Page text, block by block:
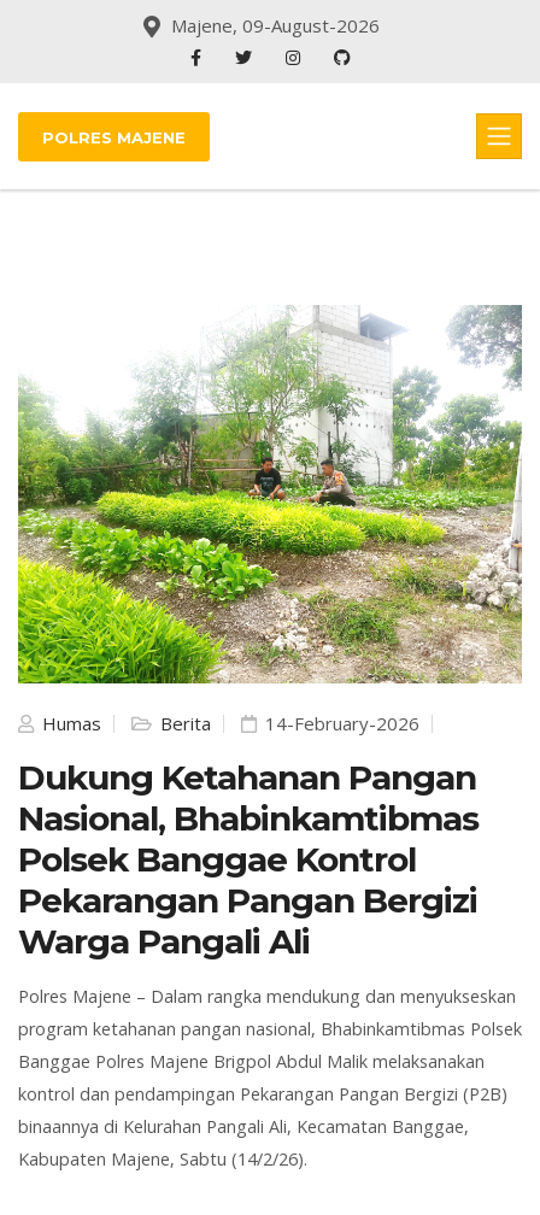
Majene, 09-August-2026
POLRES MAJENE
Humas Berita 14-February-2026
Dukung Ketahanan Pangan
Nasional, Bhabinkamtibmas
Polsek Banggae Kontrol
Pekarangan Pangan Bergizi
Warga Pangali Ali
Polres Majene – Dalam rangka mendukung dan menyukseskan
program ketahanan pangan nasional, Bhabinkamtibmas Polsek
Banggae Polres Majene Brigpol Abdul Malik melaksanakan
kontrol dan pendampingan Pekarangan Pangan Bergizi (P2B)
binaannya di Kelurahan Pangali Ali, Kecamatan Banggae,
Kabupaten Majene, Sabtu (14/2/26).